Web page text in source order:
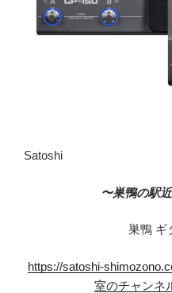
Satoshi
〜巣鴨の駅
巣鴨
https://satoshi-
室のチャンネ